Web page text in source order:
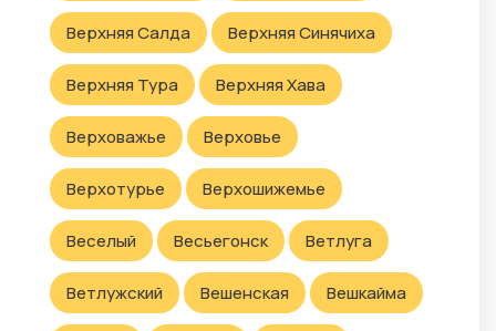
Верхняя Салда Верхняя Синячиха
Верхняя Тура Верхняя Хава
Верховажье Верховье
Верхотурье Верхошижемье
Веселый Весьегонск Ветлуга
Ветлужский Вешенская Вешкайма